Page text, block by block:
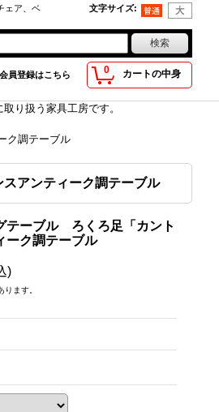
ェア、ベ
文字サイズ:
0 カートの中身
会員登録はこちら
り扱う家具工房です。
ク調テーブル
アンティーク調テーブル
テーブル ろくろ足「カント
ク調テーブル
)
ます。